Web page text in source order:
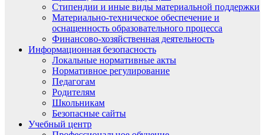
Стипендии и иные виды материальной поддержки
Материально-техническое обеспечение и
оснащенность образовательного процесса
Финансово-хозяйственная деятельность
Информационная безопасность
Локальные нормативные акты
Нормативное регулирование
Педагогам
Родителям
Школьникам
Безопасные сайты
Учебный центр